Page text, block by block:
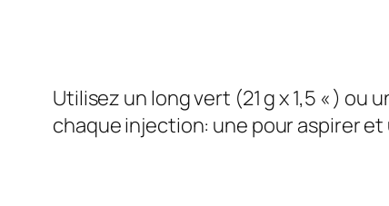
Utilisez un long vert (21 g x 1,5 « ) ou
chaque injection: une pour aspirer